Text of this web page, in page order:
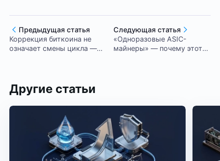
Предыдущая статья
Коррекция биткоина не
означает смены цикла —
Следующая статья
«Одноразовые ASIC-
майнеры» — почему этот
Другие статьи